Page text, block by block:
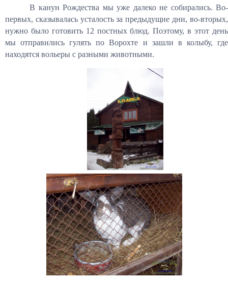
В канун Рождества мы уже далеко не собирались. Во-
первых, сказывалась усталость за предыдущие дни, во-вторых,
нужно было готовить 12 постных блюд. Поэтому, в этот день
мы отправились гулять по Ворохте и зашли в колыбу, где
находятся вольеры с разными животными.